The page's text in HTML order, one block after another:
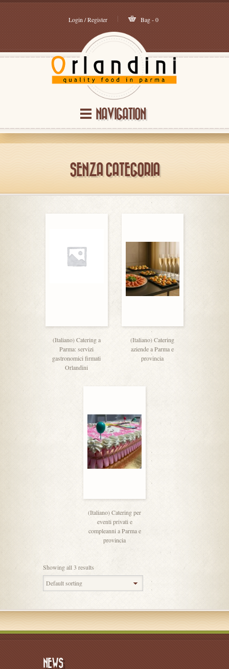
Login / Register Bag - 0
NAVIGATION
SENZA CATEGORIA
(Italiano) Catering a
Parma: servizi
gastronomici firmati
Orlandini
(Italiano) Catering
aziende a Parma e
provincia
(Italiano) Catering per
eventi privati e
compleanni a Parma e
provincia
Showing all 3 results
NEWS